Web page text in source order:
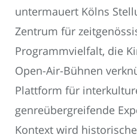
untermauert Kölns
Zentrum für
Programmvielfalt, die
Open-Air-Bühnen
Plattform für
genreübergreifende
Kontext wird